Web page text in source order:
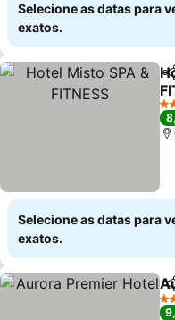
Selecione as datas para
exatos.
5
Selecione as datas para
exatos.
4